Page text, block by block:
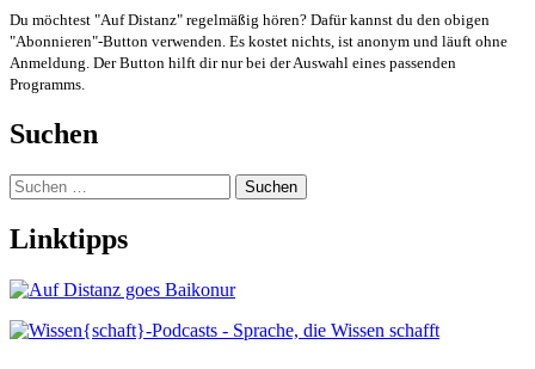
Du möchtest "Auf Distanz" regelmäßig hören? Dafür kannst du den obigen
"Abonnieren"-Button verwenden. Es kostet nichts, ist anonym und läuft ohne
Anmeldung. Der Button hilft dir nur bei der Auswahl eines passenden
Programms.
Suchen
Suchen
nach:
Linktipps